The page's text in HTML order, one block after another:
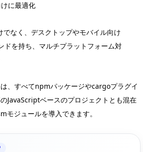
に最適化
なく、デスクトップやモバイル向け
ドを持ち、マルチプラットフォーム対
、すべてnpmパッケージやcargoプラグイ
JavaScriptベースのプロジェクトとも混在
モジュールを導入できます。